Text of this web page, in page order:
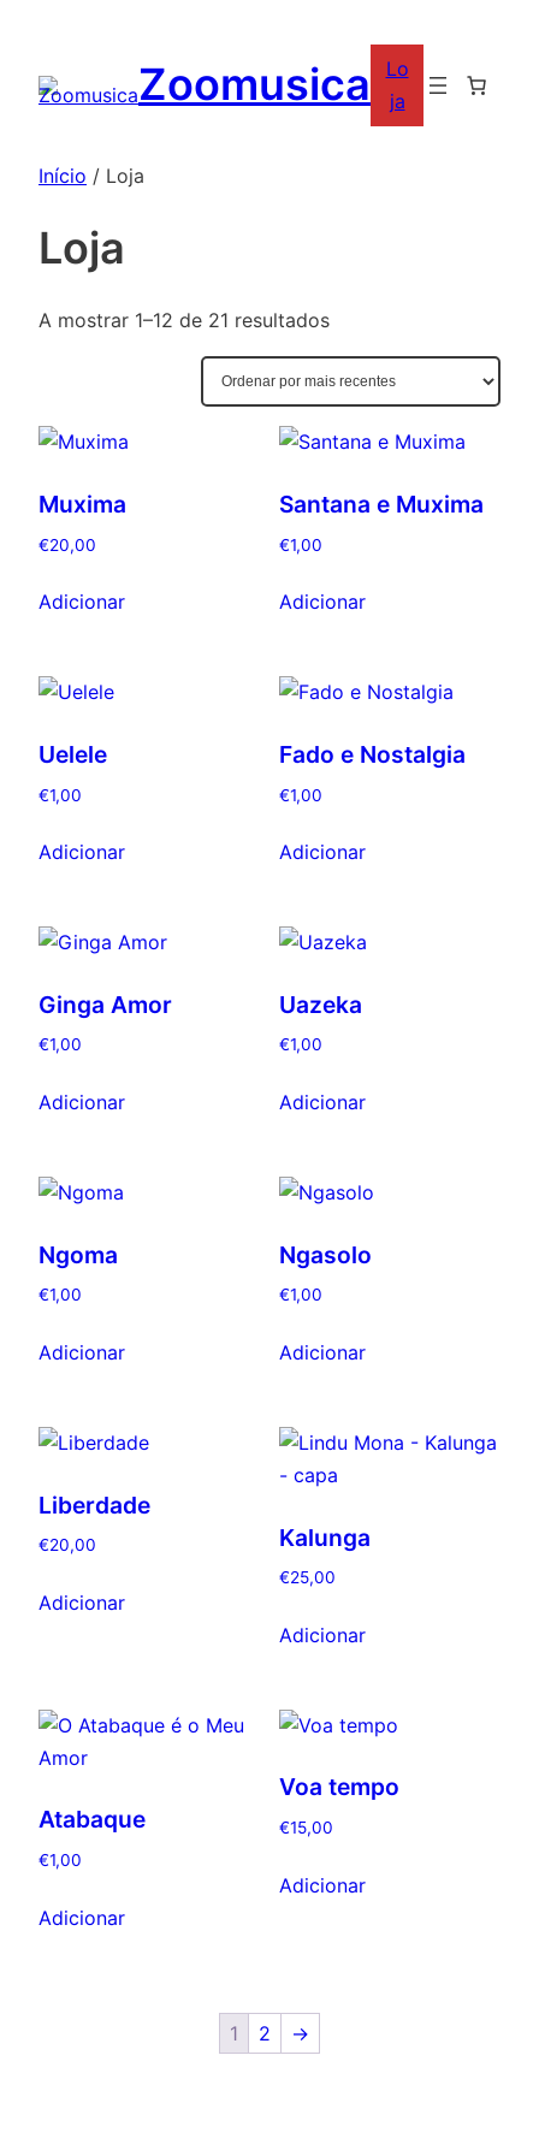
Zoomusica
Lo
ja
Início / Loja
Loja
A mostrar 1–12 de 21 resultadosOrdenado
por
mais
Muxima
€20,00
Adicionar
Santana e Muxima
€1,00
Adicionar
Uelele
€1,00
Adicionar
Fado e Nostalgia
€1,00
Adicionar
Ginga Amor
€1,00
Adicionar
Uazeka
€1,00
Adicionar
Ngoma
€1,00
Adicionar
Ngasolo
€1,00
Adicionar
Liberdade
€20,00
Adicionar
Kalunga
€25,00
Adicionar
Atabaque
€1,00
Adicionar
Voa tempo
€15,00
Adicionar
1 2 →